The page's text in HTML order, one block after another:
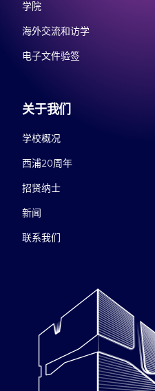
学院
海外交流和访学
电子文件验签
关于我们
学校概况
西浦20周年
招贤纳士
新闻
联系我们